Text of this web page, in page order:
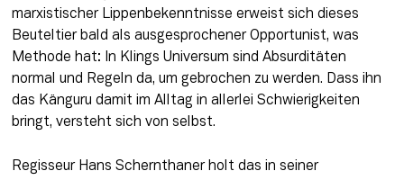
marxistischer Lippenbekenntnisse erweist sich dieses
Beuteltier bald als ausgesprochener Opportunist, was
Methode hat: In Klings Universum sind Absurditäten
normal und Regeln da, um gebrochen zu werden. Dass ihn
das Känguru damit im Alltag in allerlei Schwierigkeiten
bringt, versteht sich von selbst.
Regisseur Hans Schernthaner holt das in seiner